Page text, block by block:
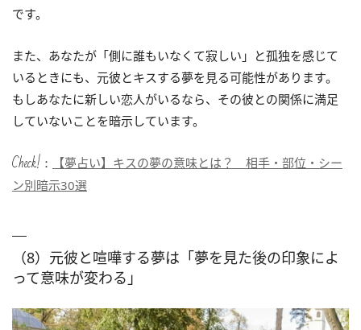
です。
また、あなたが「側に誰もいなくて寂しい」と孤独を感じて
いるときにも、元彼とキスする夢を見る可能性があります。
もしあなたに新しい恋人がいるなら、その彼との関係に満足
していないことを暗示しています。
Check!：
【夢占い】キスの夢の意味とは？ 相手・部位・シー
ン別暗示30選
（8）元彼と喧嘩する夢は「夢を見た後の印象によ
って意味が変わる」